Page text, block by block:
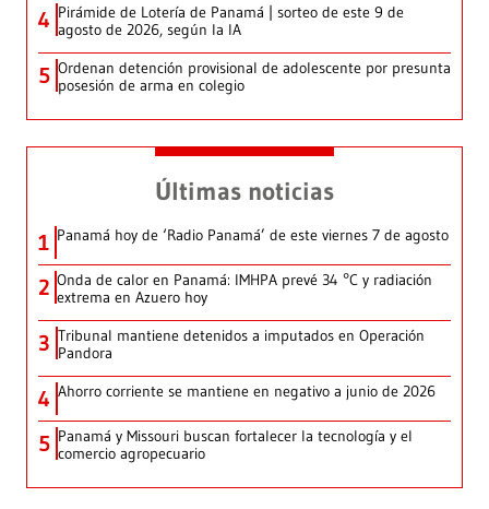
4 Pirámide de Lotería de Panamá | sorteo de este 9 de
agosto de 2026, según la IA
5 Ordenan detención provisional de adolescente por presunta
posesión de arma en colegio
Últimas noticias
1 Panamá hoy de ‘Radio Panamá’ de este viernes 7 de agosto
2 Onda de calor en Panamá: IMHPA prevé 34 °C y radiación
extrema en Azuero hoy
3 Tribunal mantiene detenidos a imputados en Operación
Pandora
4 Ahorro corriente se mantiene en negativo a junio de 2026
5 Panamá y Missouri buscan fortalecer la tecnología y el
comercio agropecuario